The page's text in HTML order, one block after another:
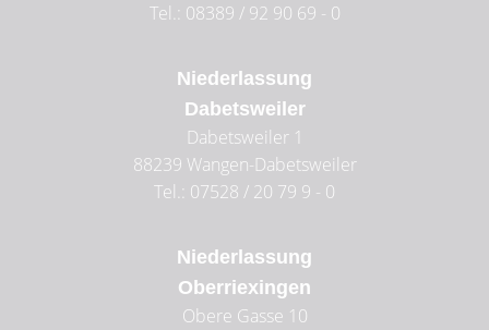
Tel.: 08389 / 92 90 69 - 0
Niederlassung
Dabetsweiler
Dabetsweiler 1
88239 Wangen-Dabetsweiler
Tel.: 07528 / 20 79 9 - 0
Niederlassung
Oberriexingen
Obere Gasse 10